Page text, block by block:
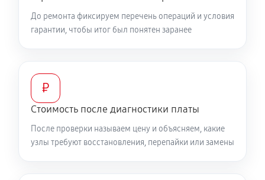
До ремонта фиксируем перечень операций и условия
гарантии, чтобы итог был понятен заранее
₽
Стоимость после диагностики платы
После проверки называем цену и объясняем, какие
узлы требуют восстановления, перепайки или замены